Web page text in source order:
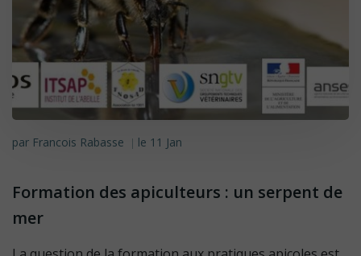
par Francois Rabasse | le 11 Jan
Formation des apiculteurs : un serpent de
mer